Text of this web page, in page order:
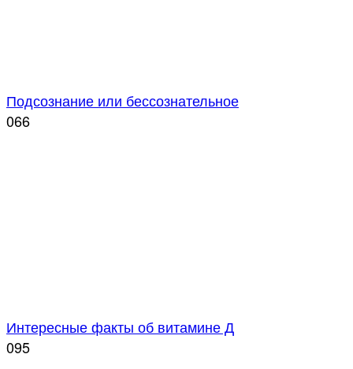
Подсознание или бессознательное
066
Интересные факты об витамине Д
095